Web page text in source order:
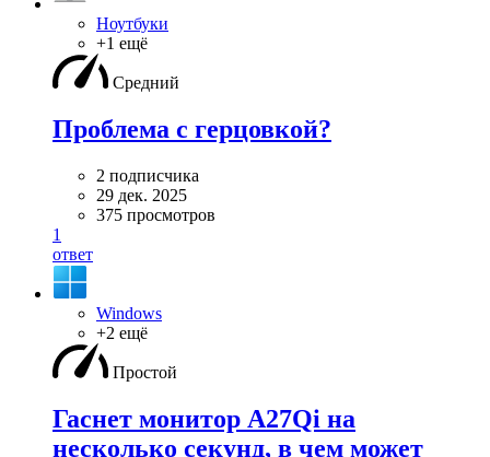
Ноутбуки
+1 ещё
Средний
Проблема с герцовкой?
2 подписчика
29 дек. 2025
375 просмотров
1
ответ
Windows
+2 ещё
Простой
Гаснет монитор A27Qi на
несколько секунд, в чем может